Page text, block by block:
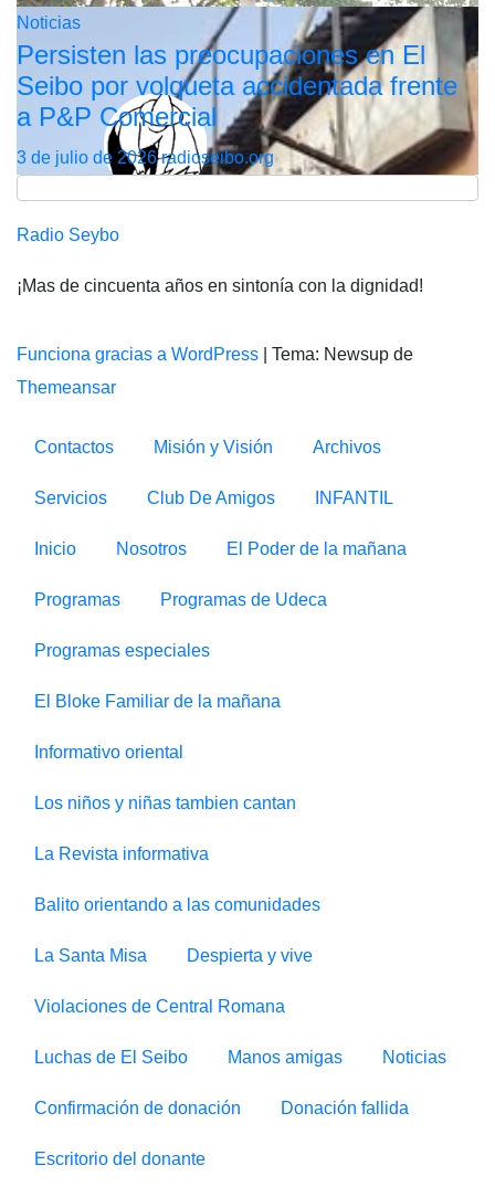
Noticias
Persisten las preocupaciones en El
Seibo por volqueta accidentada frente
a P&P Comercial
3 de julio de 2026radioseibo.org
Radio Seybo
¡Mas de cincuenta años en sintonía con la dignidad!
Funciona gracias a WordPress
Tema: Newsup de
Themeansar
Contactos Misión y Visión Archivos
Servicios Club De Amigos INFANTIL
Inicio Nosotros El Poder de la mañana
Programas Programas de Udeca
Programas especiales
El Bloke Familiar de la mañana
Informativo oriental
Los niños y niñas tambien cantan
La Revista informativa
Balito orientando a las comunidades
La Santa Misa Despierta y vive
Violaciones de Central Romana
Luchas de El Seibo Manos amigas Noticias
Confirmación de donación Donación fallida
Escritorio del donante